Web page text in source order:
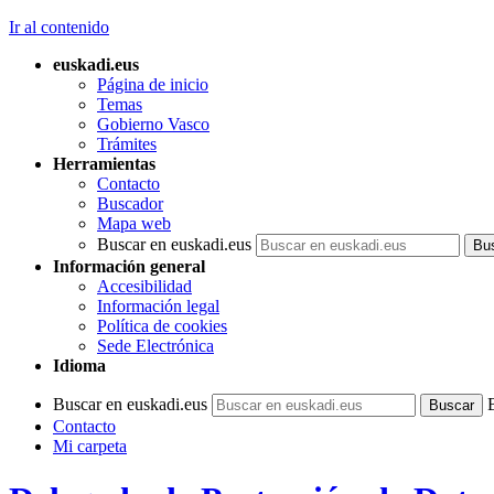
Ir al contenido
euskadi.eus
Página de inicio
Temas
Gobierno Vasco
Trámites
Herramientas
Contacto
Buscador
Mapa web
Buscar en euskadi.eus
Información general
Accesibilidad
Información legal
Política de cookies
Sede Electrónica
Idioma
Buscar en euskadi.eus
Contacto
Mi carpeta